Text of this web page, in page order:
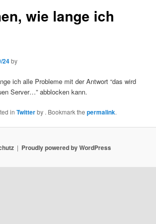
wie lange ich
24by
ich alle Probleme mit der Antwort “das wird
Server…” abblocken kann.
inTwitterby . Bookmark thepermalink.
Proudly powered by WordPress